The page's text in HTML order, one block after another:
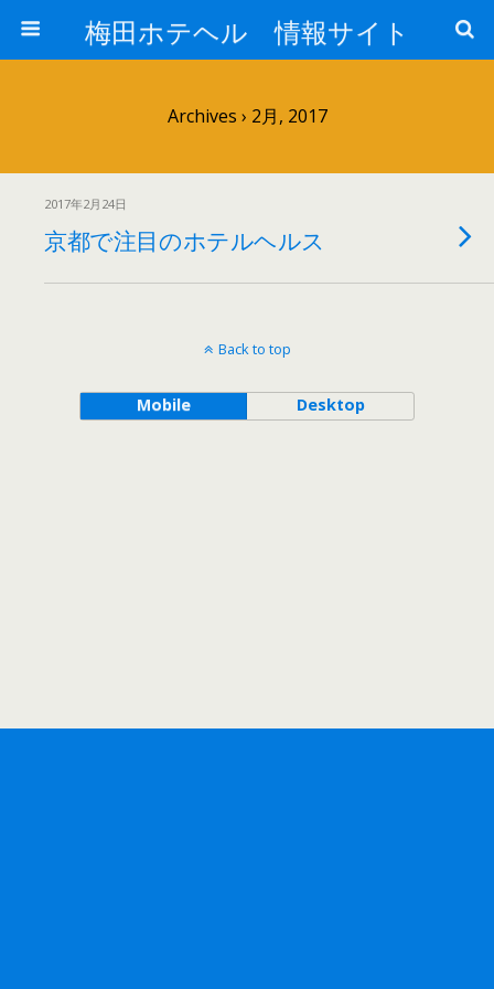
梅田ホテヘル 情報サイト
Archives › 2月, 2017
2017年2月24日
京都で注目のホテルヘルス
Back to top
Mobile Desktop